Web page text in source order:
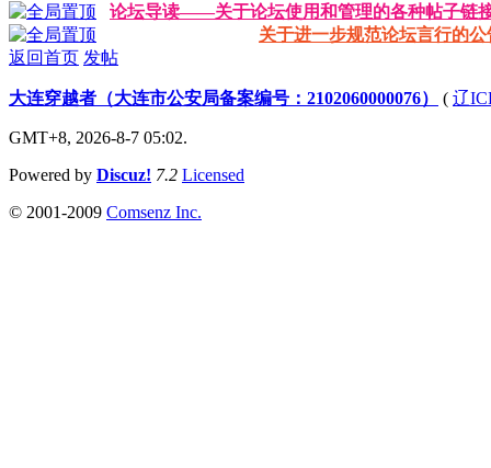
论坛导读——关于论坛使用和管理的各种帖子链
关于进一步规范论坛言行的公
返回首页 发帖
大连穿越者（大连市公安局备案编号：2102060000076） ( 辽
GMT+8, 2026-8-7 05:02.
Powered by Discuz! 7.2 Licensed
© 2001-2009 Comsenz Inc.